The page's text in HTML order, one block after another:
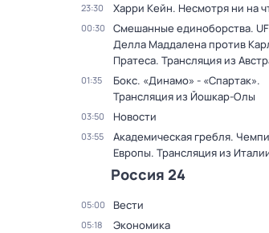
23:30 Харри Кейн. Несмотря ни на
00:30
Смешанные единоборства.
Делла Маддалена против
Пратеса. Трансляция из
01:35
Бокс. «Динамо» - «Спартак».
Трансляция из Йошкар-Олы
03:50 Новости
03:55
Академическая гребля.
Европы. Трансляция из
Россия 24
05:00 Вести
05:18 Экономика